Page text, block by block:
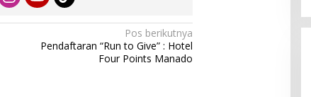
Pos berikutnya
Pendaftaran “Run to Give” : Hotel
Four Points Manado